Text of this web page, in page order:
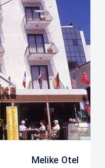
Melike Otel